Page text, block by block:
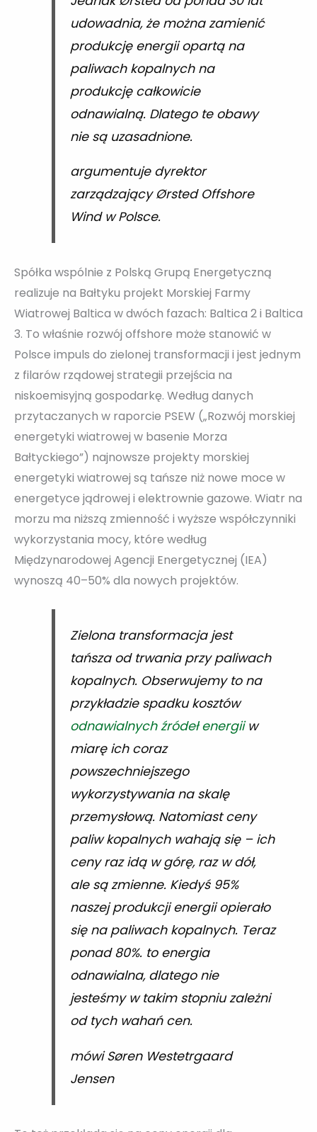
udowadnia, że można zamienić
produkcję energii opartą na
paliwach kopalnych na
produkcję całkowicie
odnawialną. Dlatego te obawy
nie są uzasadnione.
argumentuje dyrektor
zarządzający Ørsted Offshore
Wind w Polsce.
Spółka wspólnie z Polską Grupą Energetyczną
realizuje na Bałtyku projekt Morskiej Farmy
Wiatrowej Baltica w dwóch fazach: Baltica 2 i Baltica
3. To właśnie rozwój offshore może stanowić w
Polsce impuls do zielonej transformacji i jest jednym
z filarów rządowej strategii przejścia na
niskoemisyjną gospodarkę. Według danych
przytaczanych w raporcie PSEW („Rozwój morskiej
energetyki wiatrowej w basenie Morza
Bałtyckiego”) najnowsze projekty morskiej
energetyki wiatrowej są tańsze niż nowe moce w
energetyce jądrowej i elektrownie gazowe. Wiatr na
morzu ma niższą zmienność i wyższe współczynniki
wykorzystania mocy, które według
Międzynarodowej Agencji Energetycznej (IEA)
wynoszą 40–50% dla nowych projektów.
Zielona transformacja jest
tańsza od trwania przy paliwach
kopalnych. Obserwujemy to na
przykładzie spadku kosztów
odnawialnych źródeł energiiw
miarę ich coraz
powszechniejszego
wykorzystywania na skalę
przemysłową. Natomiast ceny
paliw kopalnych wahają się – ich
ceny raz idą w górę, raz w dół,
ale są zmienne. Kiedyś 95%
naszej produkcji energii opierało
się na paliwach kopalnych. Teraz
ponad 80%. to energia
odnawialna, dlatego nie
jesteśmy w takim stopniu zależni
od tych wahań cen.
mówi Søren Westetrgaard
Jensen